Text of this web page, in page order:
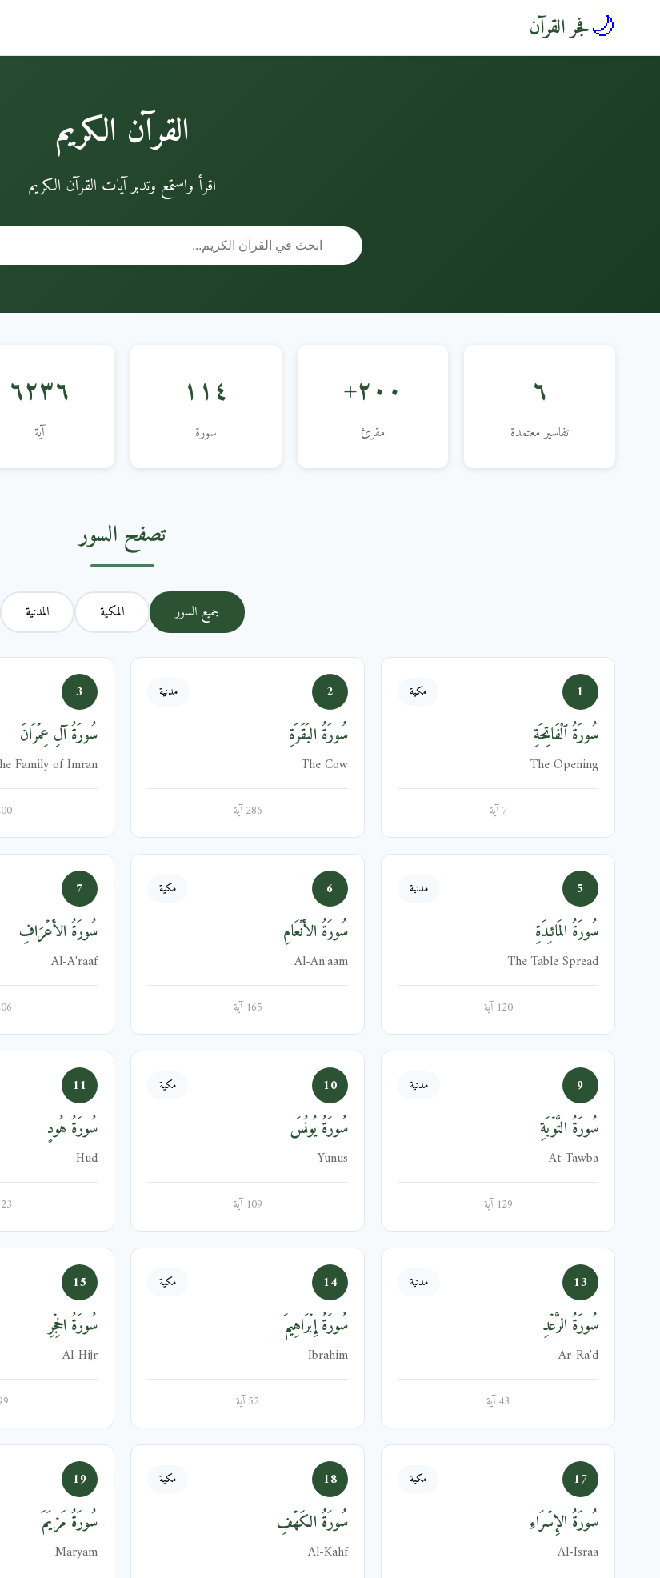
🌙فجر القرآن
القرآن الكريم
اقرأ واستمع وتدبر آيات القرآن الكريم
٦
تفاسير معتمدة
٢٠٠+
مقرئ
١١٤
سورة
٦٢٣٦
آية
تصفح السور
جميع السور المكية المدنية
1 مكية
سُورَةُ ٱلْفَاتِحَةِ
The Opening
7 آية
2 مدنية
سُورَةُ البَقَرَةِ
The Cow
286 آية
3
سُورَةُ آلِ عِمۡرَانَ
Family of Imran
200
5 مدنية
سُورَةُ المَائـِدَةِ
The Table Spread
120 آية
6 مكية
سُورَةُ الأَنۡعَامِ
Al-An'aam
165 آية
7
سُورَةُ الأَعۡرَافِ
Al-A'raaf
206
9 مدنية
سُورَةُ التَّوۡبَةِ
At-Tawba
129 آية
10 مكية
سُورَةُ يُونُسَ
Yunus
109 آية
11
سُورَةُ هُودٍ
Hud
123
13 مدنية
سُورَةُ الرَّعۡدِ
Ar-Ra'd
43 آية
14 مكية
سُورَةُ إِبۡرَاهِيمَ
Ibrahim
52 آية
15
سُورَةُ الحِجۡرِ
Al-Hijr
99
17 مكية
سُورَةُ الإِسۡرَاءِ
Al-Israa
18 مكية
سُورَةُ الكَهۡفِ
Al-Kahf
19
سُورَةُ مَرۡيَمَ
Maryam